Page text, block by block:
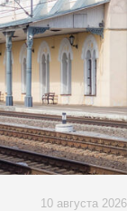
10 августа 2026